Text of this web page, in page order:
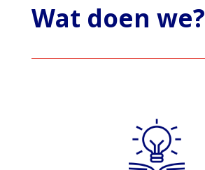
Wat doen we?